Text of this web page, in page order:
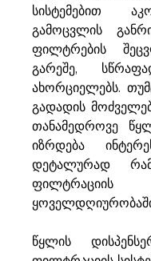
სისტემებით
გამოცვლის
ფილტრების
გარეშე,
ახორციელებს.
გადადის
თანამედროვე
იზრდება
დეტალურად
წყლის